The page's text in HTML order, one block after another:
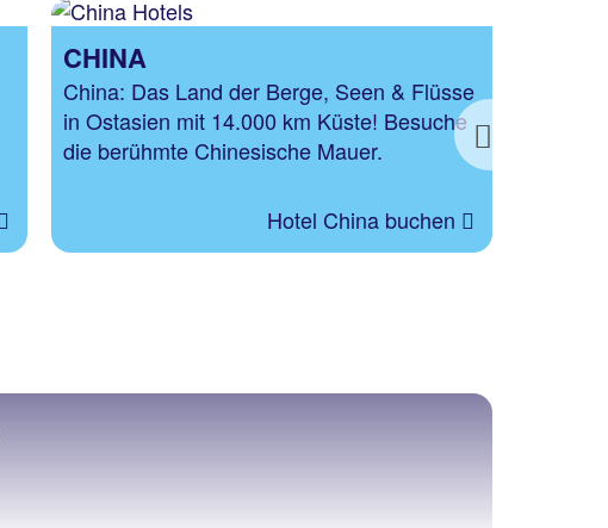
CHINA
China: Das Land der Berge, Seen & Flüsse
in Ostasien mit 14.000 km Küste! Besuche
die berühmte Chinesische Mauer.
Hotel China buchen